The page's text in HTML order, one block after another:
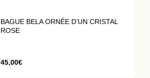
BAGUE BELA ORNÉE D’UN CRISTAL
ROSE
45,00€